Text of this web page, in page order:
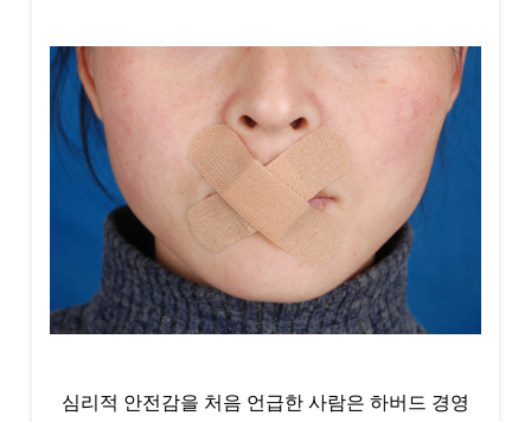
심리적 안전감을 처음 언급한 사람은 하버드 경영